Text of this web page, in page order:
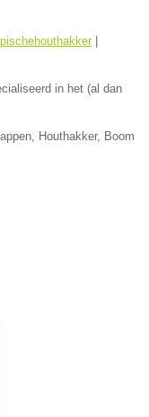
|
in het (al dan
Houthakker, Boom